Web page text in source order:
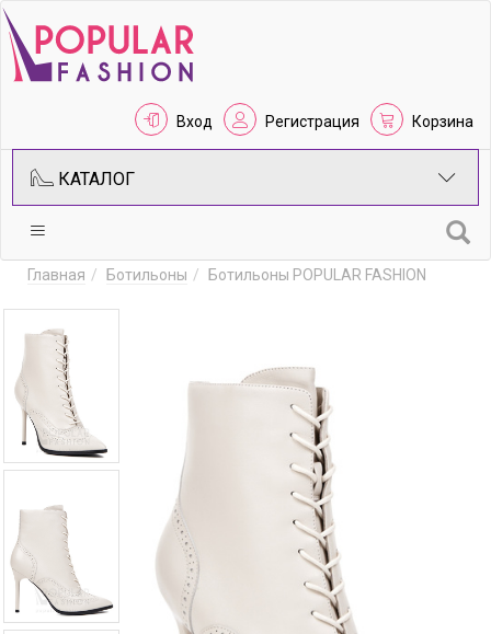
Вход Регистрация Корзина
КАТАЛОГ
Главная Ботильоны Ботильоны POPULAR FASHION